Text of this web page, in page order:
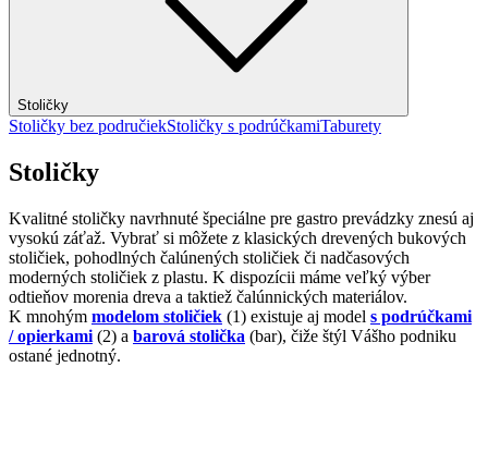
Stoličky
Stoličky bez područiekStoličky s podrúčkamiTaburety
Stoličky
Kvalitné stoličky navrhnuté špeciálne pre gastro prevádzky znesú aj
vysokú záťaž. Vybrať si môžete z klasických drevených bukových
stoličiek, pohodlných čalúnených stoličiek či nadčasových
moderných stoličiek z plastu. K dispozícii máme veľký výber
odtieňov morenia dreva a taktiež čalúnnických materiálov.
K mnohým modelom stoličiek (1) existuje aj model s podrúčkami
/ opierkami (2) a barová stolička (bar), čiže štýl Vášho podniku
ostané jednotný.